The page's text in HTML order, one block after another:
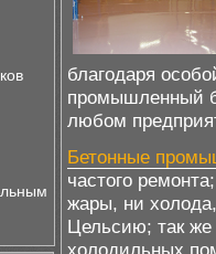
благодаря
промышленный
любом
Бетонные
частого
жары, ни
Цельсию; так же
холодильных